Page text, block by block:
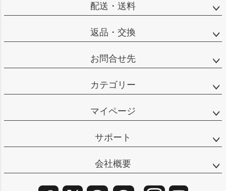
配送・送料
返品・交換
お問合せ先
カテゴリー
マイページ
サポート
会社概要